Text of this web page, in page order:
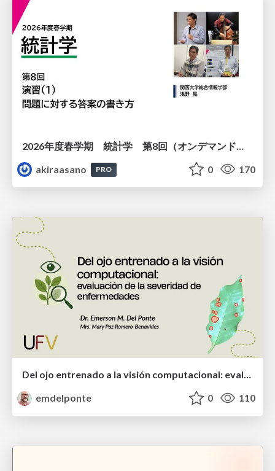
akiraasano
PRO 0 170
Del ojo entrenado a la visión computacional: evaluación de la severidad de enfermedades
emdelponte
0 110